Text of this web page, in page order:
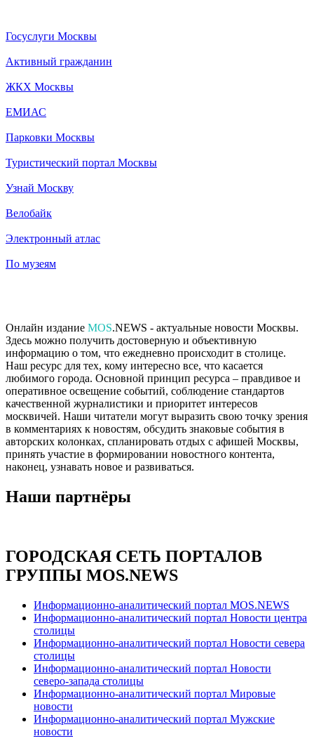
Госуслуги Москвы
Активный гражданин
ЖКХ Москвы
ЕМИАС
Парковки Москвы
Туристический портал Москвы
Узнай Москву
Велобайк
Электронный атлас
По музеям
Онлайн издание MOS.NEWS - актуальные новости Москвы.
Здесь можно получить достоверную и объективную
информацию о том, что ежедневно происходит в столице.
Наш ресурс для тех, кому интересно все, что касается
любимого города. Основной принцип ресурса – правдивое и
оперативное освещение событий, соблюдение стандартов
качественной журналистики и приоритет интересов
москвичей. Наши читатели могут выразить свою точку зрения
в комментариях к новостям, обсудить знаковые события в
авторских колонках, спланировать отдых с афишей Москвы,
принять участие в формировании новостного контента,
наконец, узнавать новое и развиваться.
Наши партнёры
ГОРОДСКАЯ СЕТЬ ПОРТАЛОВ
ГРУППЫ MOS.NEWS
Информационно-аналитический портал MOS.NEWS
Информационно-аналитический портал Новости центра
столицы
Информационно-аналитический портал Новости севера
столицы
Информационно-аналитический портал Новости
северо-запада столицы
Информационно-аналитический портал Мировые
новости
Информационно-аналитический портал Мужские
новости